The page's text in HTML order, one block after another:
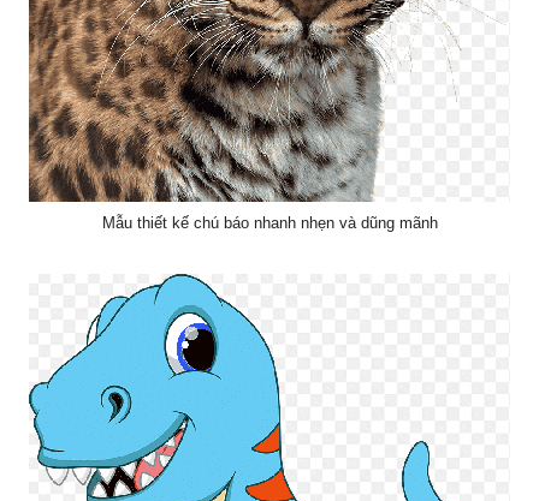
Mẫu thiết kế chú báo nhanh nhẹn và dũng mãnh